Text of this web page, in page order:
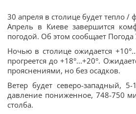
30 апреля в столице будет тепло /
Апрель в Киеве завершится
погодой. Об этом сообщает
Ночью в столице ожидается
прогреется до +18°...+20°.
прояснениями, но без осадков.
Ветер будет северо-западный,
давление пониженное, 748-750
столба.